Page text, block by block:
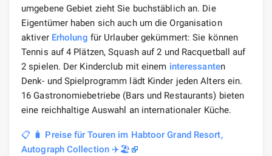
umgebene Gebiet zieht Sie buchstäblich an. Die
Eigentümer haben sich auch um die Organisation
aktiver Erholung für Urlauber gekümmert: Sie können
Tennis auf 4 Plätzen, Squash auf 2 und Racquetball auf
2 spielen. Der Kinderclub mit einem interessanten
Denk- und Spielprogramm lädt Kinder jeden Alters ein.
16 Gastronomiebetriebe (Bars und Restaurants) bieten
eine reichhaltige Auswahl an internationaler Küche.
📋 🧳 Preise für Touren im Habtoor Grand Resort,
Autograph Collection ✈️🏖️